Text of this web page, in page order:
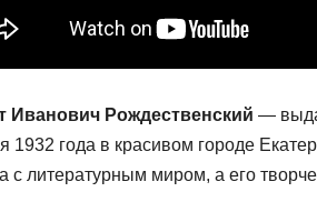
Иванович Рождественский —
1932 года в красивом городе
с литературным миром, а его